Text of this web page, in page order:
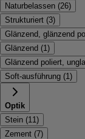
Naturbelassen (26)
Strukturiert (3)
Glänzend, glänzend
Glänzend (1 )
Glänzend poliert,
Soft-ausführung (1 )
Optik
Stein (11 )
Zement (7)